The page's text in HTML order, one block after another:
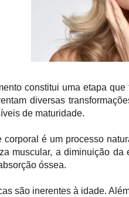
constitui uma etapa
diversas
de maturidade.
é um processo
muscular, a diminuição
óssea.
são inerentes à idade.